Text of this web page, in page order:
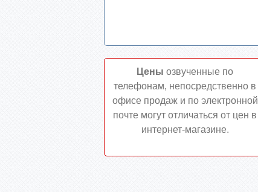
Цены озвученные по
телефонам, непосредственно в
офисе продаж и по электронной
почте могут отличаться от цен в
интернет-магазине.